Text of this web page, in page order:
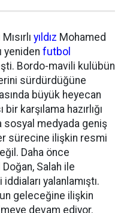
yıldız Mohamed
yeniden futbol
Bordo-mavili kulübün
sürdürdüğüne
büyük heyecan
bir karşılama hazırlığı
sosyal medyada geniş
sürecine ilişkin resmi
Daha önce
Salah ile
yalanlamıştı.
geleceğine ilişkin
devam ediyor.